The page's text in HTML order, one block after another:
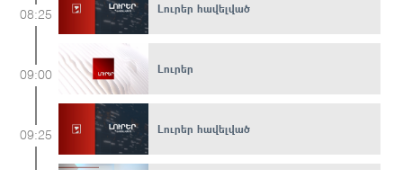
Լուրեր հավելված
08:25
Լուրեր
09:00
Լուրեր հավելված
09:25